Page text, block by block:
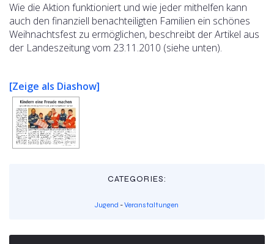
Wie die Aktion funktioniert und wie jeder mithelfen kann
auch den finanziell benachteiligten Familien ein schönes
Weihnachtsfest zu ermöglichen, beschreibt der Artikel aus
der Landeszeitung vom 23.11.2010 (siehe unten).
[Zeige als Diashow]
CATEGORIES:
Jugend -Veranstaltungen